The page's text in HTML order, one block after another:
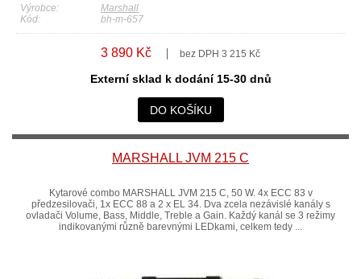
Výrobce:
Marshall
Kód:
bh-m-657
3 890 Kč bez DPH 3 215 Kč
Externí sklad k dodání 15-30 dnů
DO KOŠÍKU
MARSHALL JVM 215 C
Kytarové combo MARSHALL JVM 215 C, 50 W. 4x ECC 83 v
předzesilovači, 1x ECC 88 a 2 x EL 34. Dva zcela nezávislé kanály s
ovladači Volume, Bass, Middle, Treble a Gain. Každý kanál se 3 režimy
indikovanými různě barevnými LEDkami, celkem tedy ...